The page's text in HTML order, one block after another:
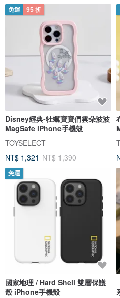
免運 95 折
Disney經典-牡蠣寶寶們雲朵波波
MagSafe iPhone手機殼
TOYSELECT
NT$ 1,321 NT$ 1,390
免運
國家地理 / Hard Shell 雙層保護
殼 iPhone手機殼